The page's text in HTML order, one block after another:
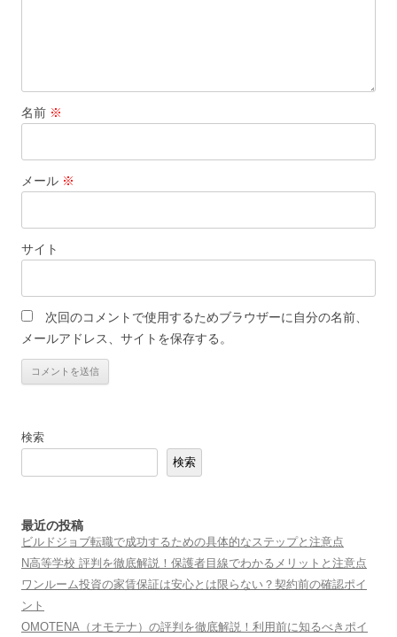
名前 ※
メール ※
サイト
次回のコメントで使用するためブラウザーに自分の名前、
メールアドレス、サイトを保存する。
検索
検索
最近の投稿
ビルドジョブ転職で成功するための具体的なステップと注意点
N高等学校 評判を徹底解説！保護者目線でわかるメリットと注意点
ワンルーム投資の家賃保証は安心とは限らない？契約前の確認ポイ
ント
OMOTENA（オモテナ）の評判を徹底解説！利用前に知るべきポイ